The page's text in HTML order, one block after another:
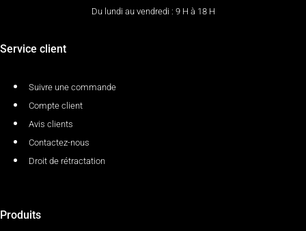
Du lundi au vendredi : 9 H à 18 H
Service client
Suivre une commande
Compte client
Avis clients
Contactez-nous
Droit de rétractation
Produits